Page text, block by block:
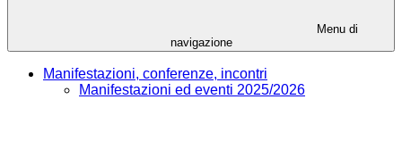
Menu di
navigazione
Manifestazioni, conferenze, incontri
Manifestazioni ed eventi 2025/2026